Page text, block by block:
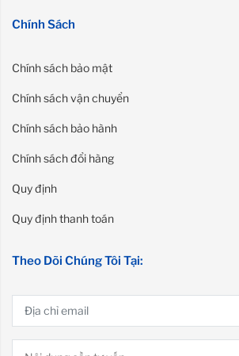
Chính Sách
Chính sách bảo mật
Chính sách vận chuyển
Chính sách bảo hành
Chính sách đổi hàng
Quy định
Quy định thanh toán
Theo Dõi Chúng Tôi Tại: